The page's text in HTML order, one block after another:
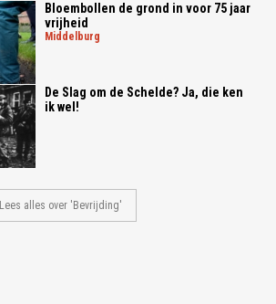
Bloembollen de grond in voor 75 jaar
vrijheid
middelburg
De Slag om de Schelde? Ja, die ken
ik wel!
Lees alles over 'Bevrijding'